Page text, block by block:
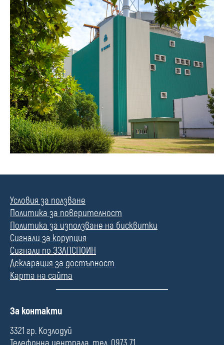
Условия за ползване
Политика за поверителност
Политика за използване на бисквитки
Сигнали за корупция
Сигнали по ЗЗЛПСПОИН
Декларация за достъпност
Карта на сайта
П
л
е
За контакти
3321 гр. Козлодуй